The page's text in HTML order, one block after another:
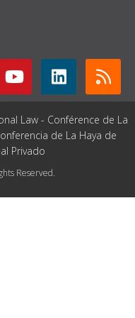
Law - Conférence de La
de La Haya de
Privado
Reserved.